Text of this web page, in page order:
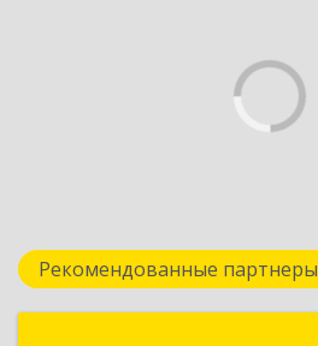
Рекомендованные партнеры